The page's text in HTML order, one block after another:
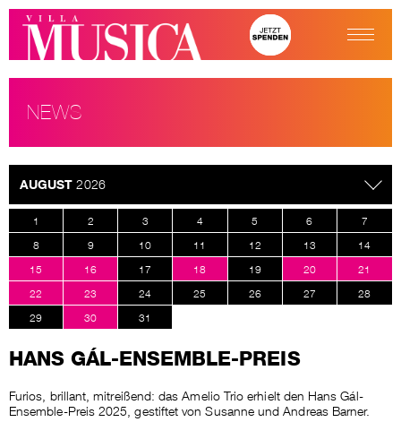
NEWS
AUGUST2026
1 2 3 4 5 6
7
8
9 10 11 12 13
14
15
16 17 18 19 20
21
22
23 24 25 26 27
28
29
30 31
HANS GÁL-ENSEMBLE-PREIS
Furios, brillant, mitreißend: das Amelio Trio erhielt den Hans Gál-
Ensemble-Preis 2025, gestiftet von Susanne und Andreas Barner.